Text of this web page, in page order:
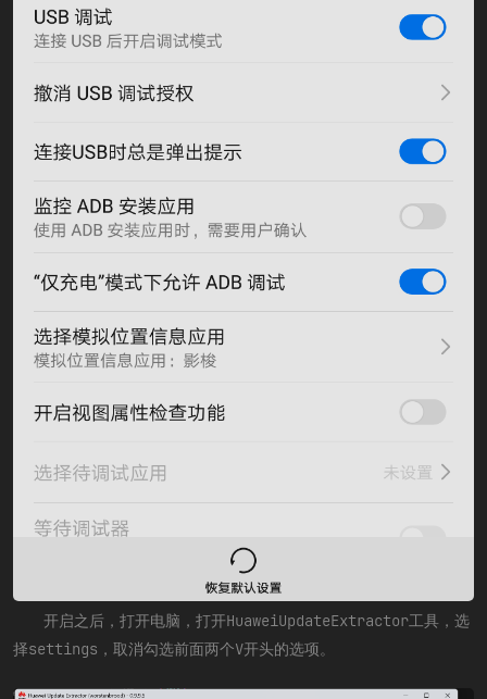
开启之后，打开电脑，打开HuaweiUpdateExtractor工具，选
择settings，取消勾选前面两个V开头的选项。